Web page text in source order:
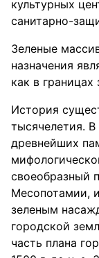
культурных
санитарно-
Зеленые
назначения
как в
История
тысячелетия.
древнейших
своеобразный
Месопотамии,
зеленым
городской
часть плана